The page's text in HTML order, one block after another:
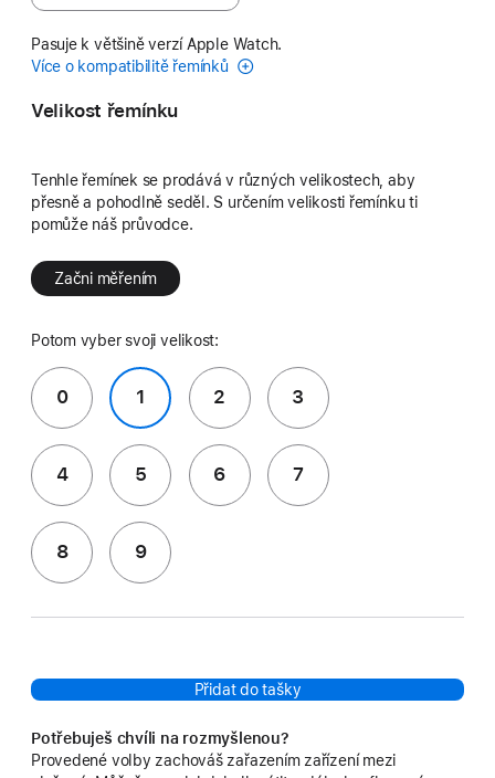
Pasuje k většině verzí Apple Watch.
Více o kompatibilitě řemínků
Velikost řemínku
Tenhle řemínek se prodává v různých velikostech, aby
přesně a pohodlně seděl. S určením velikosti řemínku ti
pomůže náš průvodce.
Začni měřením
Potom vyber svoji velikost:
0 1 2 3
4 5 6 7
8 9
Přidat do tašky
Potřebuješ chvíli na rozmyšlenou?
Provedené volby zachováš zařazením zařízení mezi